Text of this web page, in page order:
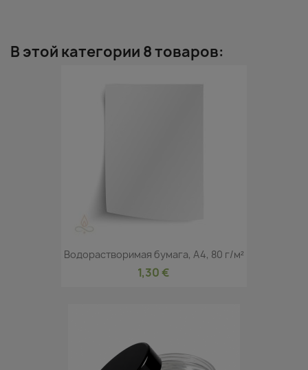
В этой категории 8 товаров:
Водорастворимая бумага, A4, 80 г/м²
1,30 €